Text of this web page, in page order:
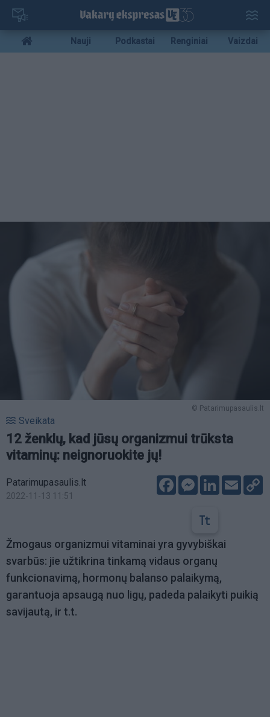
Pereiti
pagrindinį
turinį
Mobile
menu
Nauji Podkastai Renginiai Vaizdai
© Patarimupasaulis.lt
Sveikata
12 ženklų, kad jūsų organizmui trūksta
vitaminų: neignoruokite jų!
Patarimupasaulis.lt
2022-11-13 11:51
FacebookMessenger
LinkedIn
Email
Žmogaus organizmui vitaminai yra gyvybiškai
svarbūs: jie užtikrina tinkamą vidaus organų
funkcionavimą, hormonų balanso palaikymą,
garantuoja apsaugą nuo ligų, padeda palaikyti puikią
savijautą, ir t.t.